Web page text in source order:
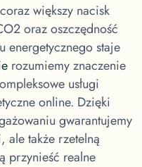
większy nacisk
oraz oszczędność
energetycznego staje
rozumiemy znaczenie
usługi
online. Dzięki
gwarantujemy
ale także rzetelną
przynieść realne